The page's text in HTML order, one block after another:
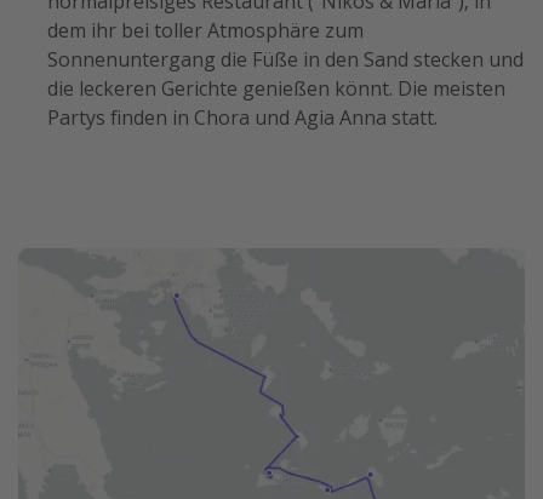
dem ihr bei toller Atmosphäre zum
Sonnenuntergang die Füße in den Sand stecken und
die leckeren Gerichte genießen könnt. Die meisten
Partys finden in Chora und Agia Anna statt.